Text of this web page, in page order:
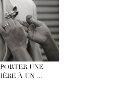
UNE
À UN …